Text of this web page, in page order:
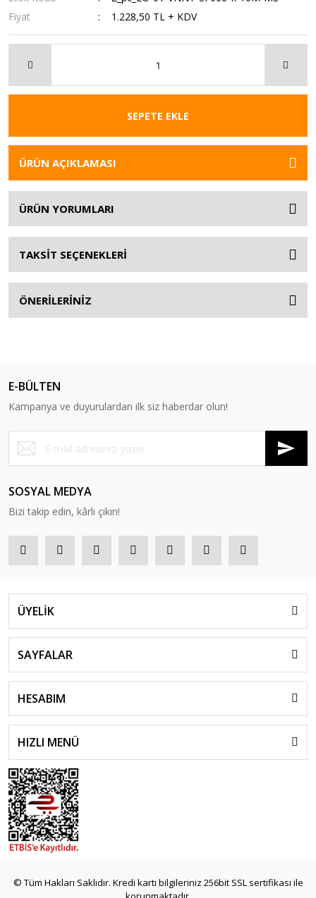
Fiyat
1.228,50 TL + KDV
SEPETE EKLE
ÜRÜN AÇIKLAMASI
ÜRÜN YORUMLARI
TAKSİT SEÇENEKLERİ
ÖNERİLERİNİZ
E-BÜLTEN
Kampanya ve duyurulardan ilk siz haberdar olun!
SOSYAL MEDYA
Bizi takip edin, kârlı çıkın!
ÜYELİK
SAYFALAR
HESABIM
HIZLI MENÜ
© Tüm Hakları Saklıdır. Kredi kartı bilgileriniz 256bit SSL sertifikası ile